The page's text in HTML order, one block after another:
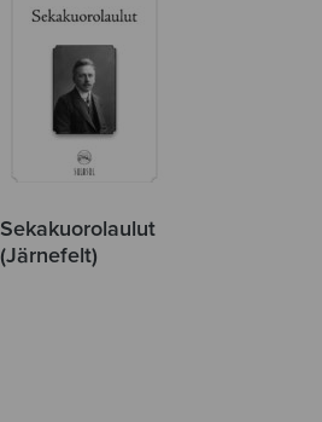
Sekakuorolaulut
(Järnefelt)